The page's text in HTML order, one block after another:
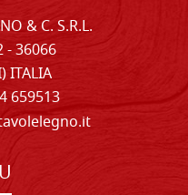
& C. S.R.L.
- 36066
ITALIA
659513